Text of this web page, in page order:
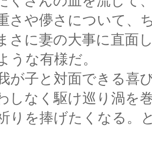
さや儚さについて、
さに妻の大事に直面
うな有様だ。
が子と対面できる喜
しなく駆け巡り渦を
りを捧げたくなる。